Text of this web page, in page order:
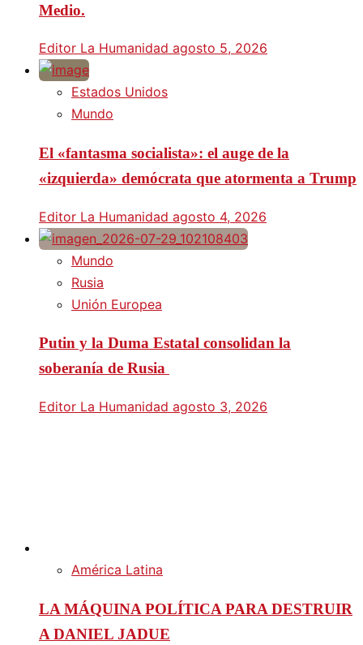
Medio.
Editor La Humanidad agosto 5, 2026
Estados Unidos
Mundo
El «fantasma socialista»: el auge de la
«izquierda» demócrata que atormenta a Trump
Editor La Humanidad agosto 4, 2026
Mundo
Rusia
Unión Europea
Putin y la Duma Estatal consolidan la
soberanía de Rusia
Editor La Humanidad agosto 3, 2026
América Latina
LA MÁQUINA POLÍTICA PARA DESTRUIR
A DANIEL JADUE